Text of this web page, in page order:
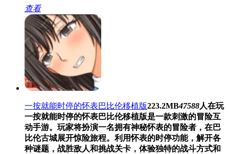
查看
一按就能时停的怀表巴比伦移植版223.2MB47588人在玩
一按就能时停的怀表巴比伦移植版是一款刺激的冒险互
动手游。玩家将扮演一名拥有神秘怀表的冒险者，在巴
比伦古城展开惊险旅程。利用怀表的时停功能，解开各
种谜题，战胜敌人和挑战关卡，体验独特的战斗方式和